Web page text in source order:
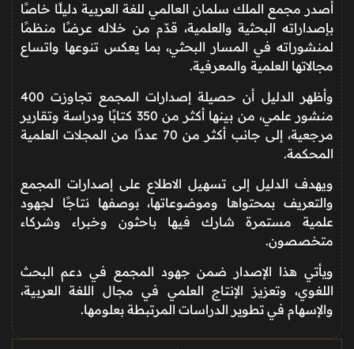
أصدر مجمع الملك سلمان العالمي للغة العربية دليلًا خاصًا
بإصداراته البحثية والعلمية، قدّم من خلاله عرضًا منظمًا
لمنشوراته في المسار البحثي، بما يعكس تنوعها واتساع
مجالاتها العلمية والمعرفية.
وأظهر الدليل أن حصيلة إصدارات المجمع تجاوزت 400
منشور علمي، من بينها أكثر من 350 كتابًا ودراسة وتقارير
مرجعية، إلى جانب أكثر من 70 عددًا من المجلات العلمية
المحكمة.
ويهدف الدليل إلى تسهيل الاطلاع على إصدارات المجمع
والتعريف بمحتواها وموضوعاتها، بوصفها نتاجًا لجهود
علمية مستمرة شارك فيها باحثون وخبراء وشركاء
متخصصون.
ويأتي هذا الإصدار ضمن جهود المجمع في دعم البحث
اللغوي، وتعزيز الإنتاج العلمي في مجال اللغة العربية،
والإسهام في تطوير الدراسات المرتبطة بعلومها.